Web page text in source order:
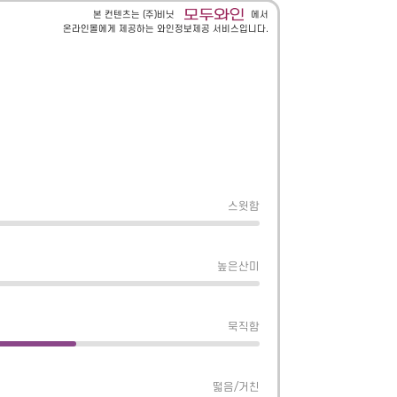
본 컨텐츠는 (주)비닛
에서
온라인몰에게 제공하는 와인정보제공 서비스입니다.
스윗함
높은산미
묵직함
떫음/거친